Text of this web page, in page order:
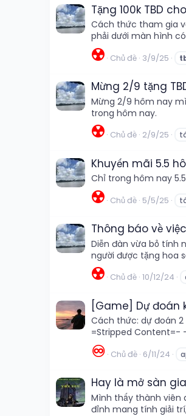
Tặng 100k TBD
Cách thức tham gia
phải dưới màn hình
☢️ Chủ đề 3/9/25
Mừng 2/9 tặng
Mừng 2/9 hôm nay
trong hôm nay.
☢️ Chủ đề 2/9/25
Khuyến mãi 5.5
Chỉ trong hôm nay
☢️ Chủ đề 5/5/25
Thông báo về
Diễn đàn vừa bỏ tính
người được tặng hoa
☢️ Chủ đề 10/12/24
[Game] Dự đoán
Cách thức: dự đoán 2
=Stripped Content=-
♾️ Chủ đề 6/11/24
Hay là mở sàn
Mình thấy thành viên
đỉnh mang tính giải